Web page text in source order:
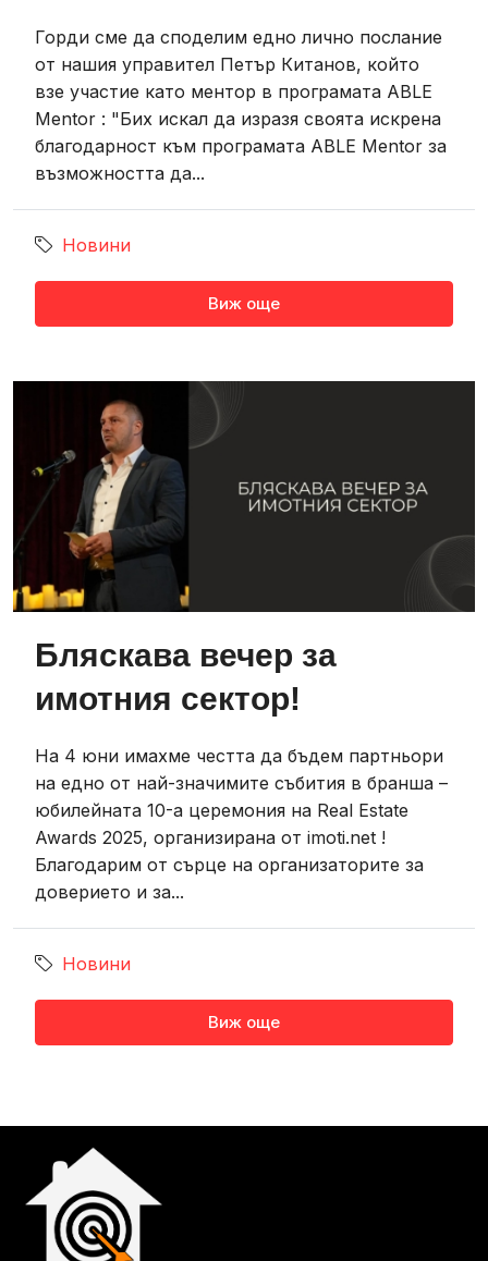
Горди сме да споделим едно лично послание
от нашия управител Петър Китанов, който
взе участие като ментор в програмата ABLE
Mentor : "Бих искал да изразя своята искрена
благодарност към програмата ABLE Mentor за
възможността да...
Новини
Виж още
Бляскава вечер за
имотния сектор!
На 4 юни имахме честта да бъдем партньори
на едно от най-значимите събития в бранша –
юбилейната 10-а церемония на Real Estate
Awards 2025, организирана от imoti.net !
Благодарим от сърце на организаторите за
доверието и за...
Новини
Виж още